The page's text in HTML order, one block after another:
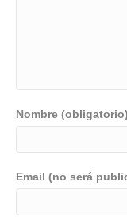
Nombre (obligatorio)
Email (no será